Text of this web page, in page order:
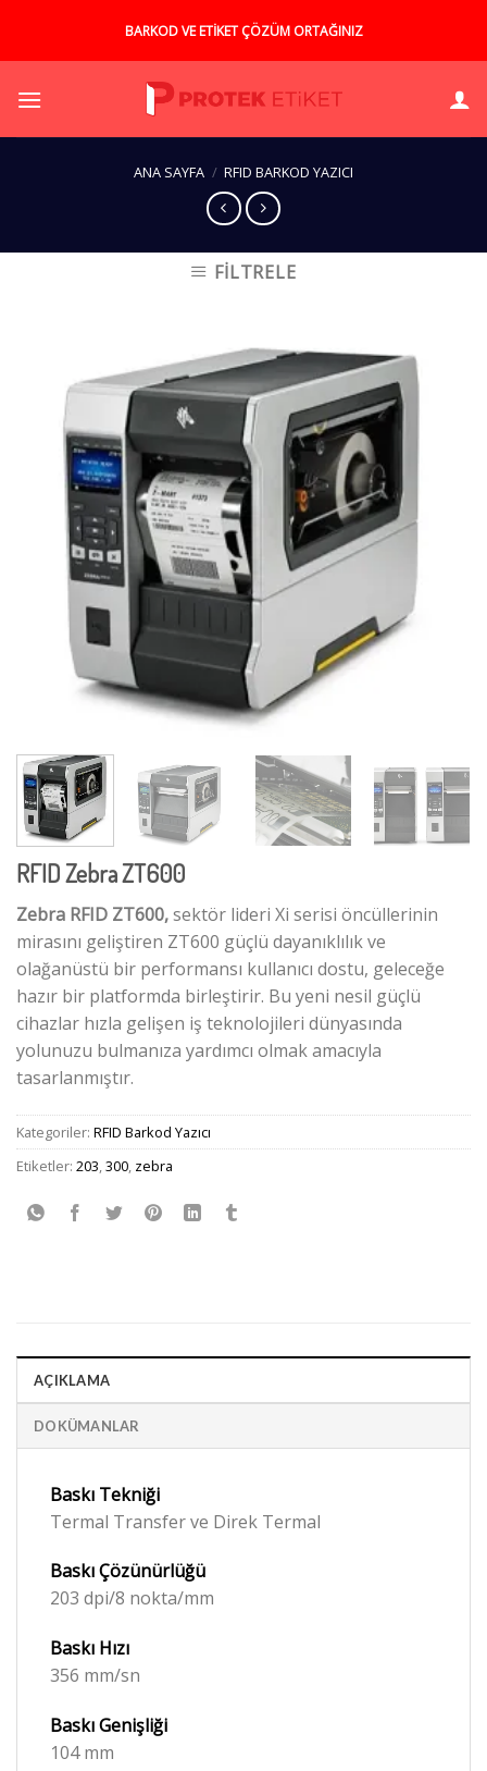
content
BARKOD VE ETİKET ÇÖZÜM ORTAĞINIZ
ANA SAYFA / RFID BARKOD YAZICI
FILTRELE
RFID Zebra ZT600
Zebra RFID ZT600,sektör lideri Xi serisi öncüllerinin
mirasını geliştiren ZT600 güçlü dayanıklılık ve
olağanüstü bir performansı kullanıcı dostu, geleceğe
hazır bir platformda birleştirir. Bu yeni nesil güçlü
cihazlar hızla gelişen iş teknolojileri dünyasında
yolunuzu bulmanıza yardımcı olmak amacıyla
tasarlanmıştır.
Kategoriler: RFID Barkod Yazıcı
Etiketler: 203,300, zebra
AÇIKLAMA
DOKÜMANLAR
Baskı Tekniği
Termal Transfer ve Direk Termal
BaskıÇözünürlüğü
203 dpi/8 nokta/mm
Baskı Hızı
356 mm/sn
Baskı Genişliği
104 mm